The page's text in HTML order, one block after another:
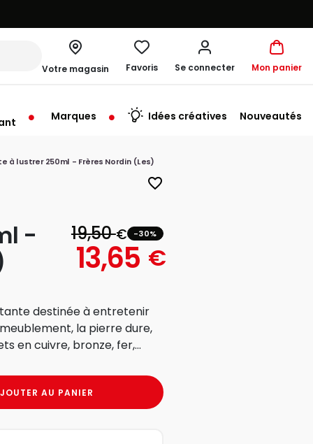
Votre magasin
à 19:30
Favoris Se connecter Mon panier
Marques Idées créatives Nouveautés
à lustrer 250ml - Frères Nordin (Les)
favorite_border
-
19,50€ -30%
13,65 €
destinée à entretenir
la pierre dure,
en cuivre, bronze, fer,...
AU PANIER